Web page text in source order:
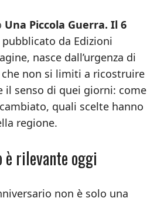
Una Piccola Guerra. Il 6
pubblicato da Edizioni
nasce dall’urgenza di
non si limiti a ricostruire
senso di quei giorni: come
quali scelte hanno
regione.
è rilevante oggi
non è solo una